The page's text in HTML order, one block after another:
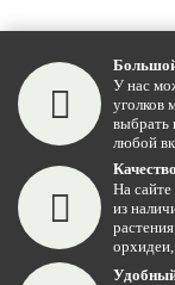
У нас
уголков
выбрать
любой
На
из